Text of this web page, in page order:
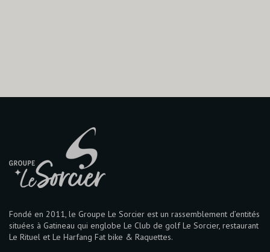
Fondé en 2011, le Groupe Le Sorcier est un rassemblement d’entités
situées à Gatineau qui englobe Le Club de golf Le Sorcier, restaurant
Le Rituel et Le Harfang Fat bike & Raquettes.